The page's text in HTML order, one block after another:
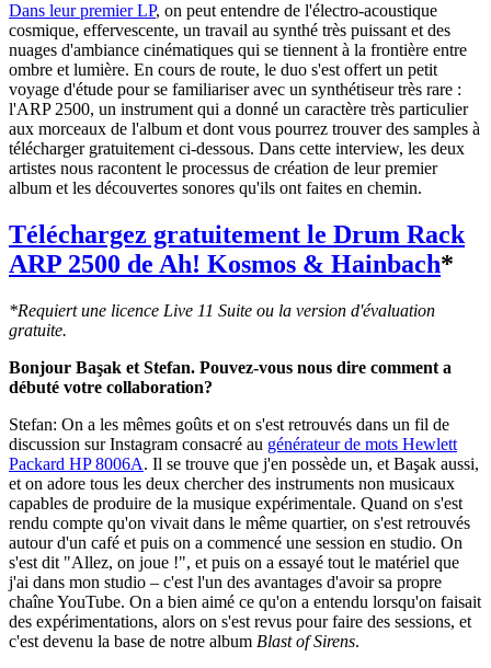
Dans leur premier LP, on peut entendre de l'électro-acoustique
cosmique, effervescente, un travail au synthé très puissant et des
nuages d'ambiance cinématiques qui se tiennent à la frontière entre
ombre et lumière. En cours de route, le duo s'est offert un petit
voyage d'étude pour se familiariser avec un synthétiseur très rare :
l'ARP 2500, un instrument qui a donné un caractère très particulier
aux morceaux de l'album et dont vous pourrez trouver des samples à
télécharger gratuitement ci-dessous. Dans cette interview, les deux
artistes nous racontent le processus de création de leur premier
album et les découvertes sonores qu'ils ont faites en chemin.
Téléchargez gratuitement le Drum Rack
ARP 2500 de Ah! Kosmos & Hainbach*
*Requiert une licence Live 11 Suite ou la version d'évaluation
gratuite.
Bonjour Başak et Stefan. Pouvez-vous nous dire comment a
débuté votre collaboration?
Stefan: On a les mêmes goûts et on s'est retrouvés dans un fil de
discussion sur Instagram consacré au générateur de mots Hewlett
Packard HP 8006A. Il se trouve que j'en possède un, et Başak aussi,
et on adore tous les deux chercher des instruments non musicaux
capables de produire de la musique expérimentale. Quand on s'est
rendu compte qu'on vivait dans le même quartier, on s'est retrouvés
autour d'un café et puis on a commencé une session en studio. On
s'est dit "Allez, on joue !", et puis on a essayé tout le matériel que
j'ai dans mon studio – c'est l'un des avantages d'avoir sa propre
chaîne YouTube. On a bien aimé ce qu'on a entendu lorsqu'on faisait
des expérimentations, alors on s'est revus pour faire des sessions, et
c'est devenu la base de notre album Blast of Sirens.